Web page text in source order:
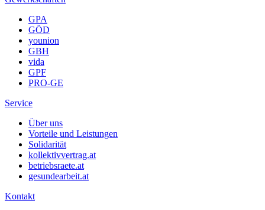
GPA
GÖD
younion
GBH
vida
GPF
PRO-GE
Service
Über uns
Vorteile und Leistungen
Solidarität
kollektivvertrag.at
betriebsraete.at
gesundearbeit.at
Kontakt